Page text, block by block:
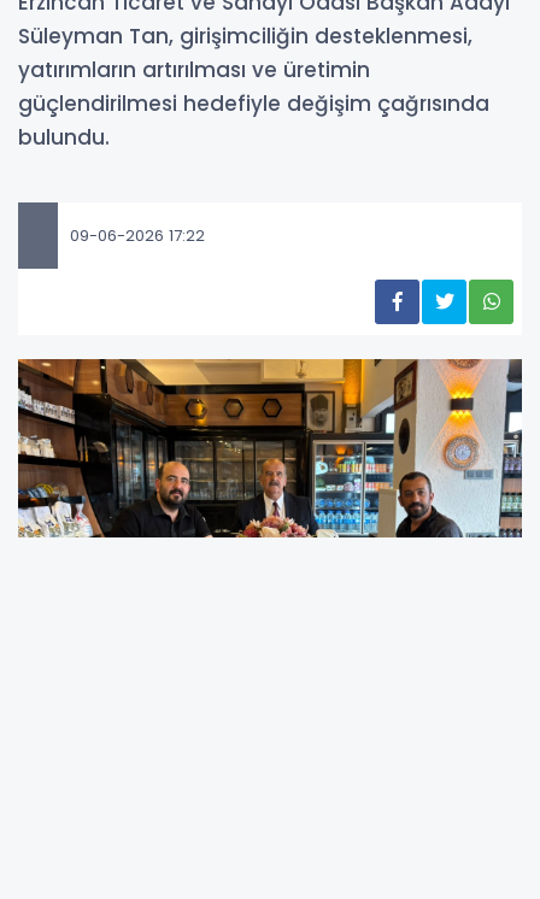
Süleyman Tan, girişimciliğin desteklenmesi,
yatırımların artırılması ve üretimin
güçlendirilmesi hedefiyle değişim çağrısında
bulundu.
09-06-2026 17:22